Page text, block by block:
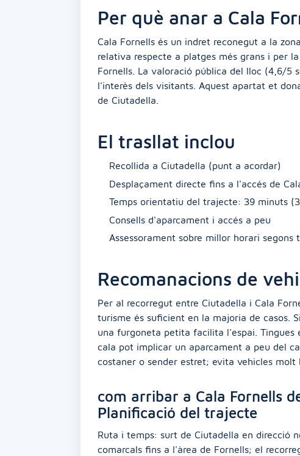
Per què anar a Cala
Cala Fornells és un indret reconegut a la
relativa respecte a platges més grans i per
Fornells. La valoració pública del lloc (4,6/5
l'interès dels visitants. Aquest apartat et
de Ciutadella.
El trasllat inclou
Recollida a Ciutadella (punt a acordar)
Desplaçament directe fins a l'accés de
Temps orientatiu del trajecte: 39 minuts
Consells d'aparcament i accés a peu
Assessorament sobre millor horari segons
Recomanacions de
Per al recorregut entre Ciutadella i Cala
turisme és suficient en la majoria de casos.
una furgoneta petita facilita l'espai.
cala pot implicar un aparcament a peu del
costaner o sender estret; evita vehicles molt
com arribar a Cala Fornells
Planificació del trajecte
Ruta i temps: surt de Ciutadella en direcció
comarcals fins a l'àrea de Fornells; el